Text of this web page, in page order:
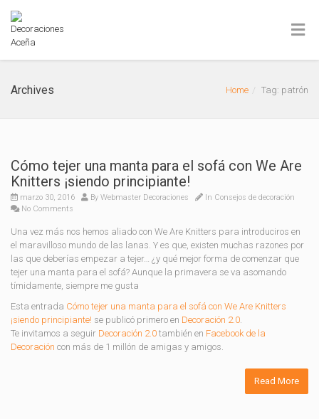
Archives Home Tag: patrón
Cómo tejer una manta para el sofá con We Are
Knitters ¡siendo principiante!
marzo 30, 2016 By Webmaster Decoraciones In Consejos de decoración
No Comments
Una vez más nos hemos aliado con We Are Knitters para introduciros en
el maravilloso mundo de las lanas. Y es que, existen muchas razones por
las que deberías empezar a tejer… ¿y qué mejor forma de comenzar que
tejer una manta para el sofá? Aunque la primavera se va asomando
tímidamente, siempre me gusta
Esta entrada Cómo tejer una manta para el sofá con We Are Knitters
¡siendo principiante! se publicó primero en Decoración 2.0.
Te invitamos a seguir Decoración 2.0 también en Facebook de la
Decoración con más de 1 millón de amigas y amigos.
Read More